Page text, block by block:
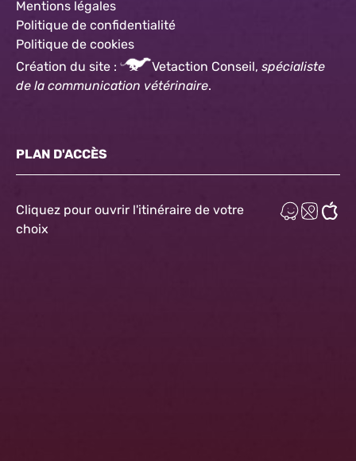
Mentions légales
Politique de confidentialité
Politique de cookies
Création du site :
Vetaction Conseil, spécialiste
de la communication vétérinaire.
PLAN D'ACCÈS
Cliquez pour ouvrir l'itinéraire de votre
choix